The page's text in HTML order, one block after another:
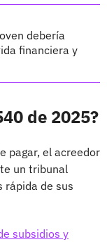
debería
financiera y
de 2025?
pagar, el acreedor
un tribunal
rápida de sus
subsidios y